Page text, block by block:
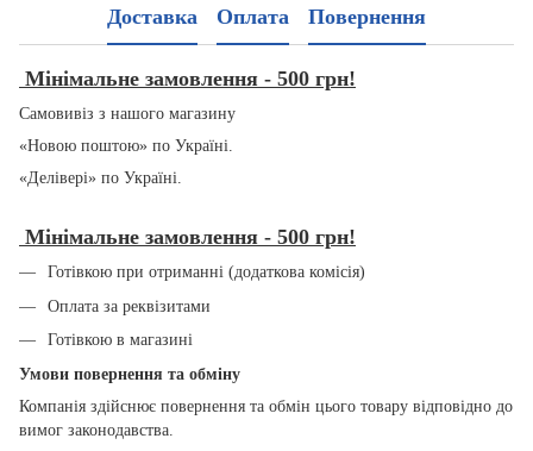
Доставка Оплата Повернення
Мінімальне замовлення - 500 грн!
Самовивіз з нашого магазину
«Новою поштою» по Україні.
«Делівері» по Україні.
Мінімальне замовлення - 500 грн!
Готівкою при отриманні (додаткова комісія)
Оплата за реквізитами
Готівкою в магазині
Умови повернення та обміну
Компанія здійснює повернення та обмін цього товару відповідно до
вимог законодавства.